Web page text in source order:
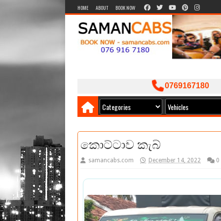
HOME ABOUT BOOK NOW
0769167180
කොට්ටාව කැබ්
samancabs.com December 14, 2022 0